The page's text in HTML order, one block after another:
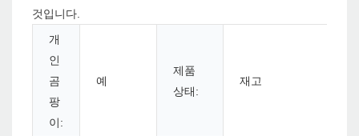
것입니다.
개
인
곰
팡
이:
예
제품
상태:
재고